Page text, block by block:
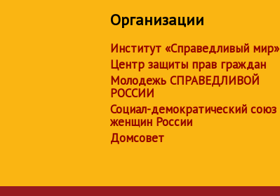
Организации
Институт «Справедливый мир»
Центр защиты прав граждан
Молодежь СПРАВЕДЛИВОЙ
РОССИИ
Социал-демократический союз
женщин России
Домсовет